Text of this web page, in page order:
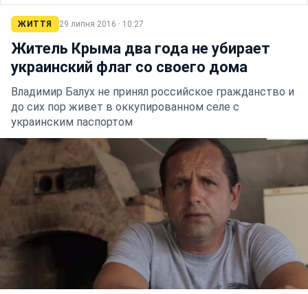
ЖИТТЯ 29 липня 2016 · 10:27
Житель Крыма два года не убирает
украинский флаг со своего дома
Владимир Балух не принял российское гражданство и
до сих пор живет в оккупированном селе с
украинским паспортом